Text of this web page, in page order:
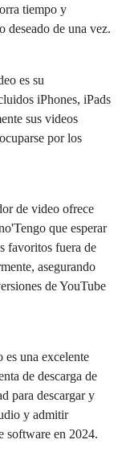
tiempo y
deseado de una vez.
es su
iPhones, iPads
sus videos
por los
de video ofrece
que esperar
favoritos fuera de
asegurando
de YouTube
una excelente
de descarga de
para descargar y
y admitir
software en 2024.